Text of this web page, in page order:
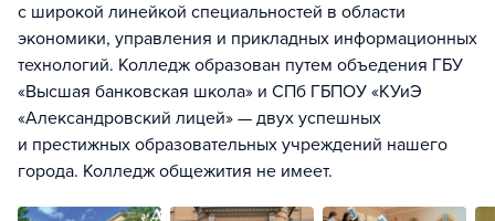
с широкой линейкой специальностей в области
экономики, управления и прикладных информационных
технологий. Колледж образован путем объедения ГБУ
«Высшая банковская школа» и СПб ГБПОУ «КУиЭ
«Александровский лицей» — двух успешных
и престижных образовательных учреждений нашего
города. Колледж общежития не имеет.